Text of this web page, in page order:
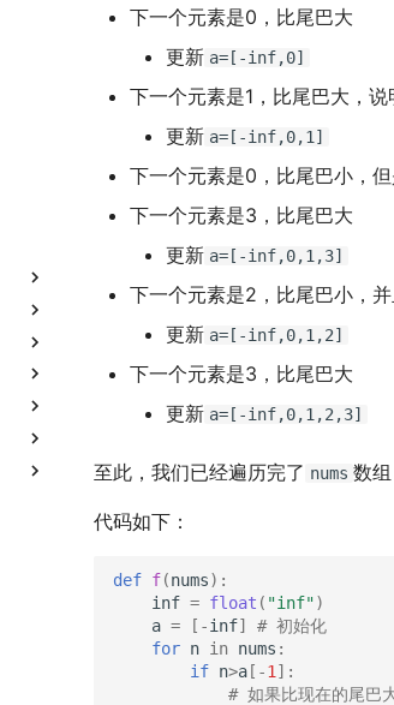
下一个元素是0，比尾巴大
更新 a=[-inf,0]
下一个元素是1，比尾巴大，
更新 a=[-inf,0,1]
下一个元素是0，比尾巴小，
下一个元素是3，比尾巴大
更新 a=[-inf,0,1,3]
下一个元素是2，比尾巴小，并
更新 a=[-inf,0,1,2]
下一个元素是3，比尾巴大
更新 a=[-inf,0,1,2,3]
至此，我们已经遍历完了 nums 数
代码如下：
def f(nums):
inf = float ( "inf")
a = [ -inf]
# 初始化
for n in nums :
if n>a[ -1 ]:
# 如果比现在的尾巴